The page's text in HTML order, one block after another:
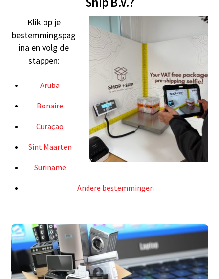
Klik op je
bestemmingspag
ina en volg de
stappen:
Aruba
Bonaire
Curaçao
Sint Maarten
Suriname
Andere bestemmingen